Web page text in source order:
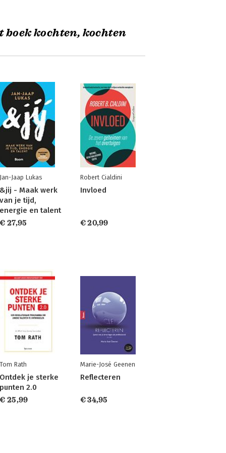
boek kochten, kochten
Jan-Jaap Lukas
&jij - Maak werk
van je tijd,
energie en talent
€ 27,95
Robert Cialdini
Invloed
€ 20,99
Tom Rath
Ontdek je sterke
punten 2.0
€ 25,99
Marie-José Geenen
Reflecteren
€ 34,95